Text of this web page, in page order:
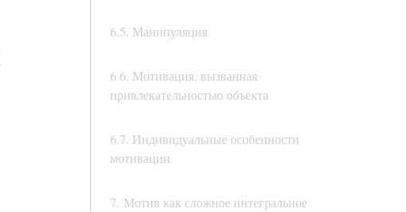
6.5. Манипуляция
6.6. Мотивация, вызванная
привлекательностью объекта
6.7. Индивидуальные особенности
мотивации
7. Мотив как сложное интегральное